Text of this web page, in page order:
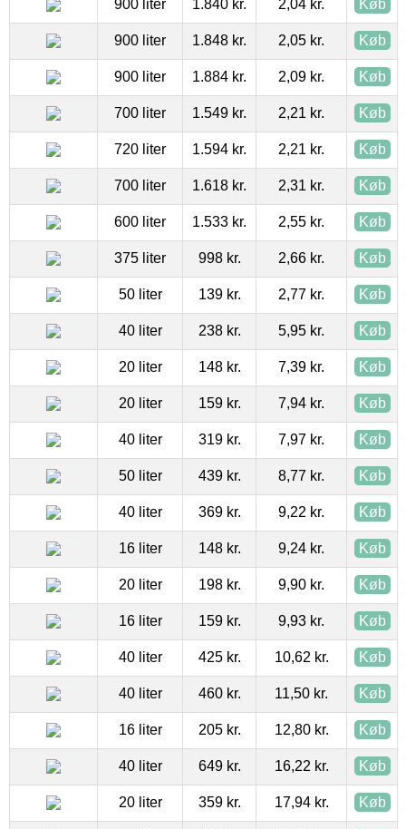
900 liter 1.840 kr. 2,04 kr. Køb
900 liter 1.848 kr. 2,05 kr. Køb
900 liter 1.884 kr. 2,09 kr. Køb
700 liter 1.549 kr. 2,21 kr. Køb
720 liter 1.594 kr. 2,21 kr. Køb
700 liter 1.618 kr. 2,31 kr. Køb
600 liter 1.533 kr. 2,55 kr. Køb
375 liter 998 kr. 2,66 kr. Køb
50 liter 139 kr. 2,77 kr. Køb
40 liter 238 kr. 5,95 kr. Køb
20 liter 148 kr. 7,39 kr. Køb
20 liter 159 kr. 7,94 kr. Køb
40 liter 319 kr. 7,97 kr. Køb
50 liter 439 kr. 8,77 kr. Køb
40 liter 369 kr. 9,22 kr. Køb
16 liter 148 kr. 9,24 kr. Køb
20 liter 198 kr. 9,90 kr. Køb
16 liter 159 kr. 9,93 kr. Køb
40 liter 425 kr. 10,62 kr. Køb
40 liter 460 kr. 11,50 kr. Køb
16 liter 205 kr. 12,80 kr. Køb
40 liter 649 kr. 16,22 kr. Køb
20 liter 359 kr. 17,94 kr. Køb